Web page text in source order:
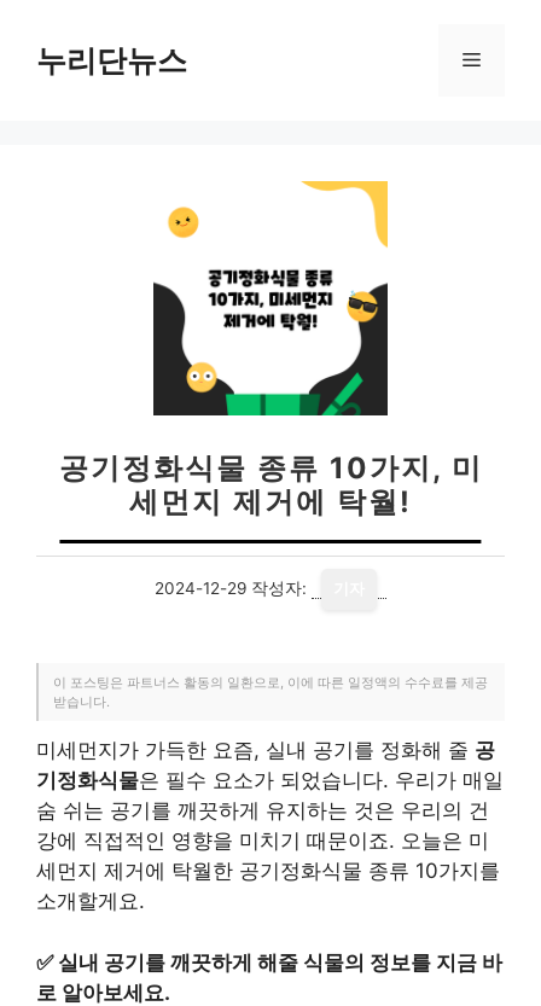
누리단뉴스 메
공기정화식물 종류 10가지, 미
세먼지 제거에 탁월!
2024-12-29 작성자:
이 포스팅은 파트너스 활동의 일환으로, 이에 따른 일정액의 수수료를 제공
받습니다.
미세먼지가 가득한 요즘, 실내 공기를 정화해 줄 공
기정화식물은 필수 요소가 되었습니다. 우리가 매일
숨 쉬는 공기를 깨끗하게 유지하는 것은 우리의 건
강에 직접적인 영향을 미치기 때문이죠. 오늘은 미
세먼지 제거에 탁월한 공기정화식물 종류 10가지를
소개할게요.
✅ 실내 공기를 깨끗하게 해줄 식물의 정보를 지금 바
로 알아보세요.